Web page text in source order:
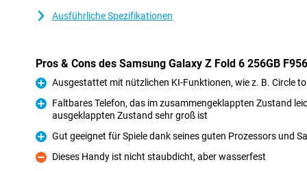
Ausführliche Spezifikationen
Pros & Cons des Samsung Galaxy Z Fold 6 256GB
Pro
Ausgestattet mit nützlichen KI-Funktionen, wie z. B. Circle
Faltbares Telefon, das im zusammengeklappten Zustand
ausgeklappten Zustand sehr groß ist
Pro
Gut geeignet für Spiele dank seines guten Prozessors und
Kontra
Dieses Handy ist nicht staubdicht, aber wasserfest